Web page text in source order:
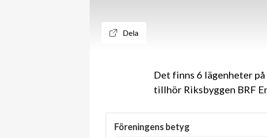
Dela
Det finns 6 lägenheter
tillhör Riksbyggen BRF
Föreningens betyg